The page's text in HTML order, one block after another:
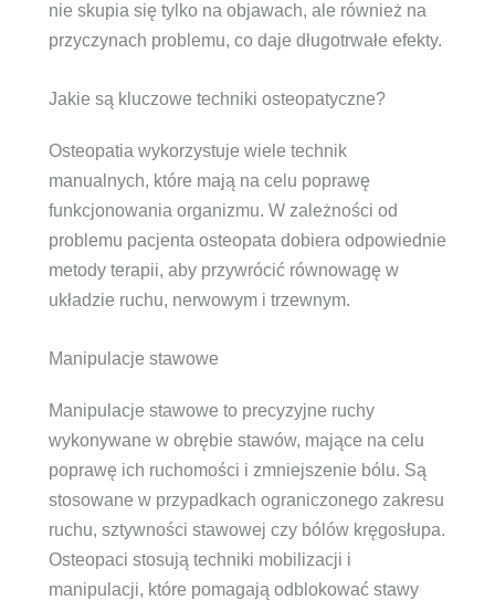
nie skupia się tylko na objawach, ale również na
przyczynach problemu, co daje długotrwałe efekty.
Jakie są kluczowe techniki osteopatyczne?
Osteopatia wykorzystuje wiele technik
manualnych, które mają na celu poprawę
funkcjonowania organizmu. W zależności od
problemu pacjenta osteopata dobiera odpowiednie
metody terapii, aby przywrócić równowagę w
układzie ruchu, nerwowym i trzewnym.
Manipulacje stawowe
Manipulacje stawowe to precyzyjne ruchy
wykonywane w obrębie stawów, mające na celu
poprawę ich ruchomości i zmniejszenie bólu. Są
stosowane w przypadkach ograniczonego zakresu
ruchu, sztywności stawowej czy bólów kręgosłupa.
Osteopaci stosują techniki mobilizacji i
manipulacji, które pomagają odblokować stawy